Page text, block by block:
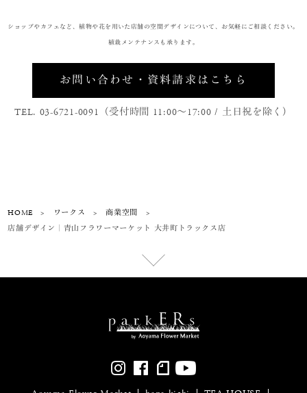
ショップやカフェなど、植物や花を用いた店舗の空間デザインについて、お気軽にご相談ください。
植栽メンテナンスも承ります。
お問い合わせ・資料請求はこちら
TEL. 03-6721-0091（受付時間 11:00〜17:00 / 土日祝を除く）
HOME> ワークス >商業空間 >
店舗デザイン｜青山フラワーマーケット 大井町トラックス店